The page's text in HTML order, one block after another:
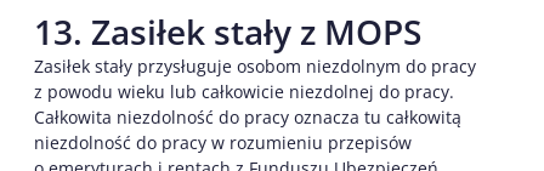
13. Zasiłek stały z MOPS
Zasiłek stały przysługuje osobom niezdolnym do pracy
z powodu wieku lub całkowicie niezdolnej do pracy.
Całkowita niezdolność do pracy oznacza tu całkowitą
niezdolność do pracy w rozumieniu przepisów